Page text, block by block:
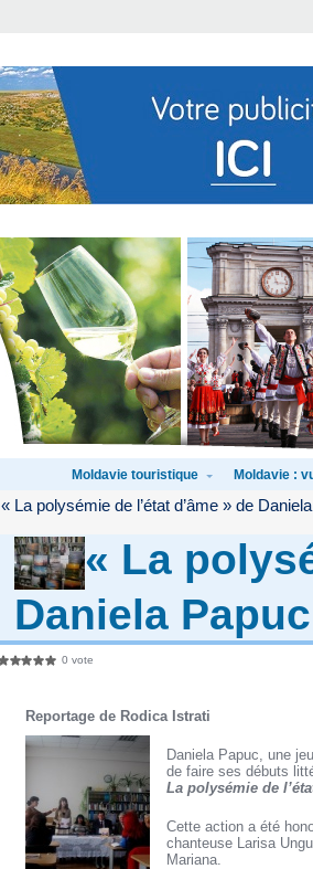
Moldavie touristique Moldavie :
« La polysémie de l’état d’âme » de
« La
Daniela Papuc
0 vote
Reportage de Rodica Istrati
Daniela Papuc, une
de faire ses débuts
La polysémie de
Cette action a été
chanteuse Larisa
Mariana.